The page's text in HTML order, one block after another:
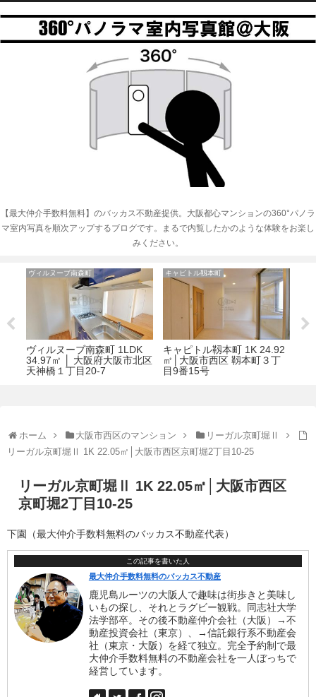
【最大仲介手数料無料】のバッカス不動産提供。大阪都心マンションの360°パノラ
マ室内写真を順次アップするブログです。まるで内覧したかのような体験をお楽し
みください。
ヌーブ南森町
ルヌーブ南森町 1LDK
㎡ │ 大阪府大阪市北区
橋１丁目20-7
キャピトル靱本町
キャピトル靱本町 1K 24.92
㎡│大阪市西区 靱本町３丁
目9番15号
匠空阿波座西
匠空阿波座
│大阪市西
ホーム 大阪市西区のマンション
リーガル京町堀Ⅱ
リーガル京町堀Ⅱ 1K 22.05㎡│大阪市西区京町堀2丁目10-25
リーガル京町堀Ⅱ 1K 22.05㎡│大阪市西区
京町堀2丁目10-25
下園（最大仲介手数料無料のバッカス不動産代表）
この記事を書いた人
最大仲介手数料無料のバッカス不動産
鹿児島ルーツの大阪人で趣味は街歩きと美味し
いもの探し、それとラグビー観戦。同志社大学
法学部卒。その後不動産仲介会社（大阪）→不
動産投資会社（東京）、→信託銀行系不動産会
社（東京・大阪）を経て独立。完全予約制で最
大仲介手数料無料の不動産会社を一人ぼっちで
経営しています。